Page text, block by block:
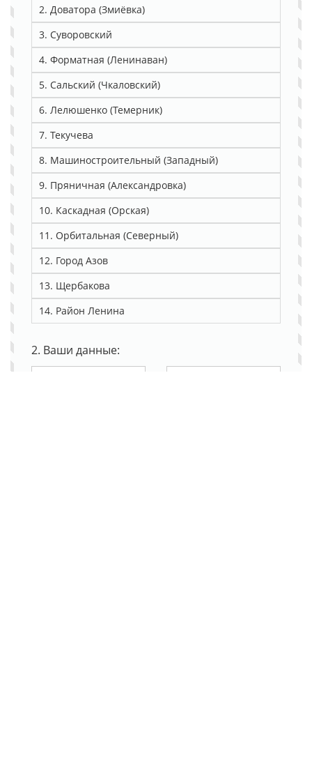
2. Доватора (Змиёвка)
3. Суворовский
4. Форматная (Ленинаван)
5. Сальский (Чкаловский)
6. Лелюшенко (Темерник)
7. Текучева
8. Машиностроительный (Западный)
9. Пряничная (Александровка)
10. Каскадная (Орская)
11. Орбитальная (Северный)
12. Город Азов
13. Щербакова
14. Район Ленина
2. Ваши данные: